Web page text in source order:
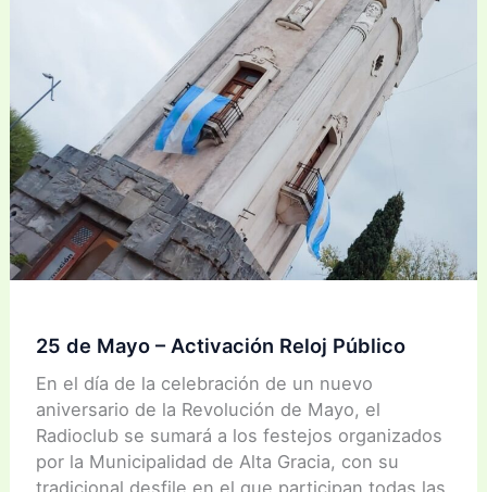
25 de Mayo – Activación Reloj Público
En el día de la celebración de un nuevo
aniversario de la Revolución de Mayo, el
Radioclub se sumará a los festejos organizados
por la Municipalidad de Alta Gracia, con su